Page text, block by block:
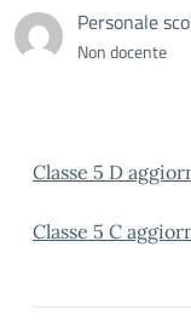
Personale
Non docente
Classe 5 D
Classe 5 C